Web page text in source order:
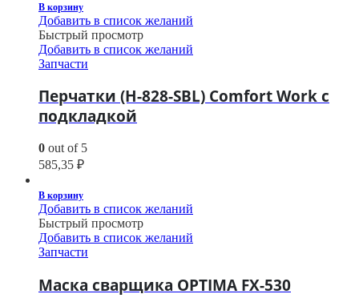
В корзину
Добавить в список желаний
Быстрый просмотр
Добавить в список желаний
Запчасти
Перчатки (H-828-SBL) Comfort Work с
подкладкой
0 out of 5
585,35 ₽
В корзину
Добавить в список желаний
Быстрый просмотр
Добавить в список желаний
Запчасти
Маска сварщика OPTIMA FX-530